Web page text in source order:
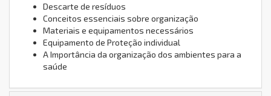
Descarte de resíduos
Conceitos essenciais sobre organização
Materiais e equipamentos necessários
Equipamento de Proteção individual
A Importância da organização dos ambientes para a
saúde